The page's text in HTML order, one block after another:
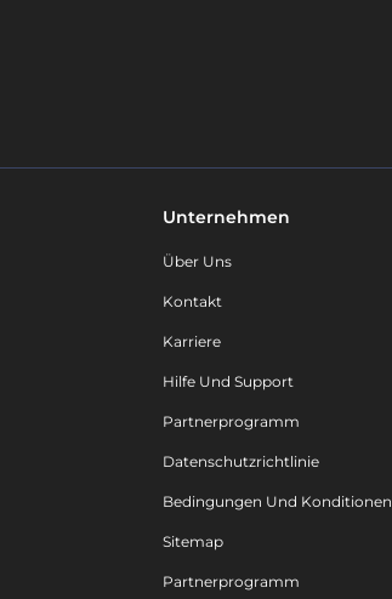
Unternehmen
Über Uns
Kontakt
Karriere
Hilfe Und Support
Partnerprogramm
Datenschutzrichtlinie
Bedingungen Und Konditionen
Sitemap
Partnerprogramm